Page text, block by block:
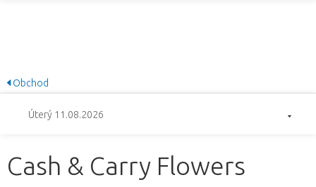
Obchod
Úterý 11.08.2026
Cash & Carry Flowers